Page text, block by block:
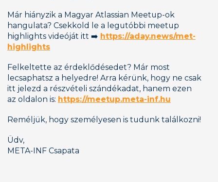
Már hiányzik a Magyar Atlassian Meetup-ok
hangulata? Csekkold le a legutóbbi meetup
highlights videóját itt ➡️ https://aday.news/met-
highlights
Felkeltette az érdeklődésedet? Már most
lecsaphatsz a helyedre! Arra kérünk, hogy ne csak
itt jelezd a részvételi szándékadat, hanem ezen
az oldalon is: https://meetup.meta-inf.hu
Reméljük, hogy személyesen is tudunk találkozni!
Üdv,
META-INF Csapata